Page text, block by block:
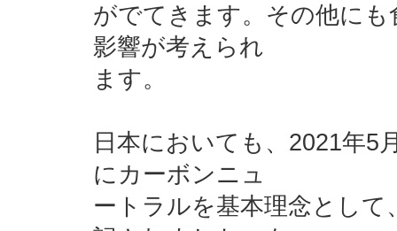
がでてきます。その他にも
影響が考えられ
ます。
日本においても、 2021年5
にカーボンニュ
ートラルを基本理念とし